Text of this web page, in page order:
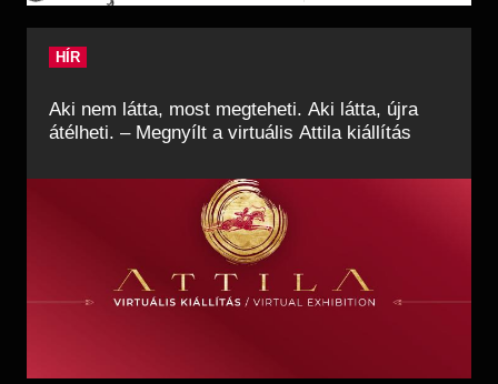
HÍR
Aki nem látta, most megteheti. Aki látta, újra
átélheti. – Megnyílt a virtuális Attila kiállítás